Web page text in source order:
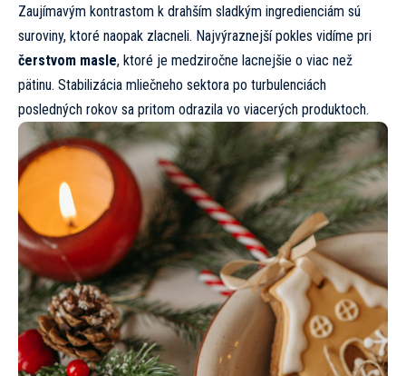
Zaujímavým kontrastom k drahším sladkým ingredienciám sú
suroviny, ktoré naopak zlacneli. Najvýraznejší pokles vidíme pri
čerstvom masle, ktoré je medziročne lacnejšie o viac než
pätinu. Stabilizácia mliečneho sektora po turbulenciách
posledných rokov sa pritom odrazila vo viacerých produktoch.